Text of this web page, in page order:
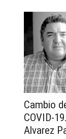
Cambio
COVID-
Alvarez